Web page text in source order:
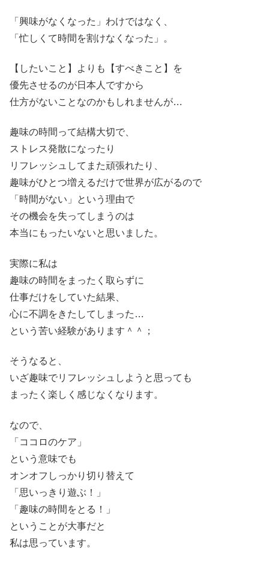
「興味がなくなった」わけではなく、
「忙しくて時間を割けなくなった」。
【したいこと】よりも【すべきこと】を
優先させるのが日本人ですから
仕方がないことなのかもしれませんが…
趣味の時間って結構大切で、
ストレス発散になったり
リフレッシュしてまた頑張れたり、
趣味がひとつ増えるだけで世界が広がるので
「時間がない」という理由で
その機会を失ってしまうのは
本当にもったいないと思いました。
実際に私は
趣味の時間をまったく取らずに
仕事だけをしていた結果、
心に不調をきたしてしまった…
という苦い経験があります＾＾；
そうなると、
いざ趣味でリフレッシュしようと思っても
まったく楽しく感じなくなります。
なので、
「ココロのケア」
という意味でも
オンオフしっかり切り替えて
「思いっきり遊ぶ！」
「趣味の時間をとる！」
ということが大事だと
私は思っています。